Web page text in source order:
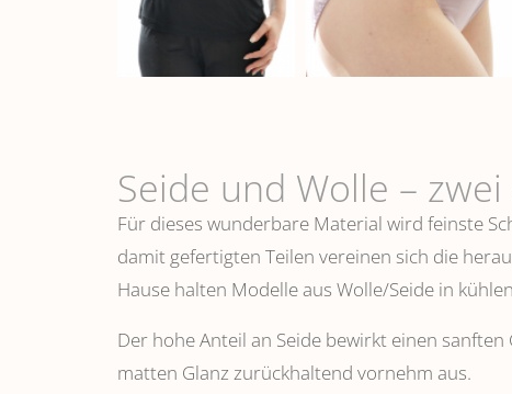
Seide und Wolle –
Für dieses wunderbare Material wird feinste
damit gefertigten Teilen vereinen sich die
Hause halten Modelle aus Wolle/Seide in
Der hohe Anteil an Seide bewirkt einen
matten Glanz zurückhaltend vornehm aus.